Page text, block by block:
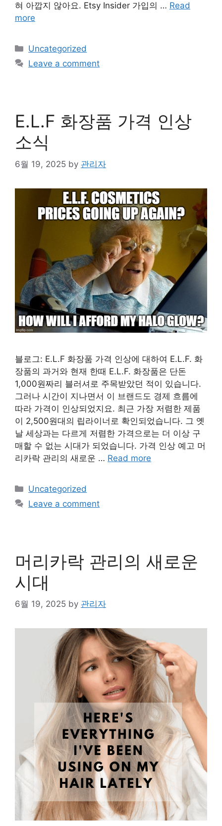
혀 아깝지 않아요. Etsy Insider 가입의 … Read
more
Categories
Uncategorized
Leave a comment
E.L.F 화장품 가격 인상
소식
6월 19, 2025 by 관리자
블로그: E.L.F 화장품 가격 인상에 대하여 E.L.F. 화
장품의 과거와 현재 한때 E.L.F. 화장품은 단돈
1,000원짜리 블러셔로 주목받았던 적이 있습니다.
그러나 시간이 지나면서 이 브랜드도 경제 흐름에
따라 가격이 인상되었지요. 최근 가장 저렴한 제품
이 2,500원대의 립라이너로 확인되었습니다. 그 옛
날 세상과는 다르게 저렴한 가격으로는 더 이상 구
매할 수 없는 시대가 되었습니다. 가격 인상 예고 머
리카락 관리의 새로운 … Read more
Categories
Uncategorized
Leave a comment
머리카락 관리의 새로운
시대
6월 19, 2025 by 관리자